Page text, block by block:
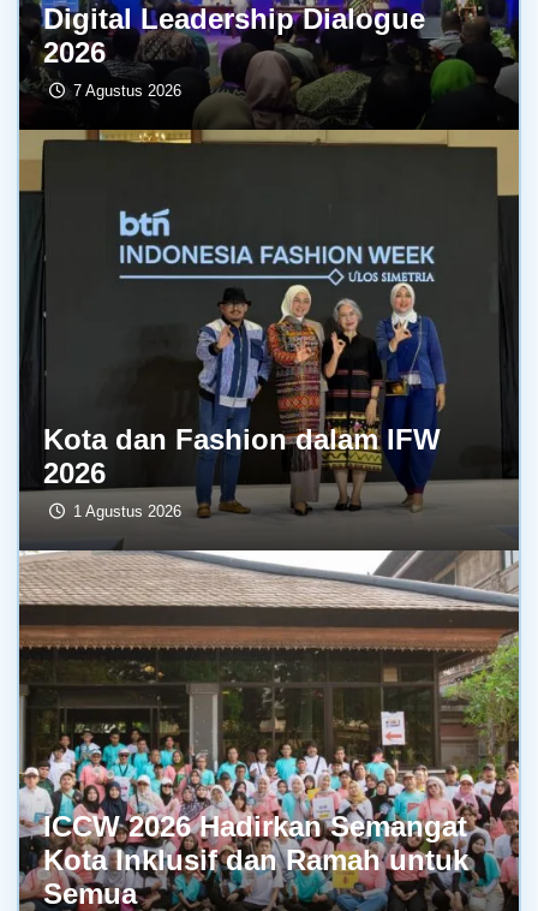
Digital Leadership Dialogue
2026
7 Agustus 2026
Kota dan Fashion dalam IFW
2026
1 Agustus 2026
ICCW 2026 Hadirkan Semangat
Kota Inklusif dan Ramah untuk
Semua